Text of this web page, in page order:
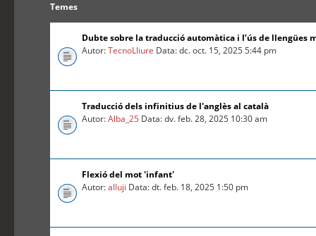
Temes
Dubte sobre la traducció automàtica i l’ús de llengües
Autor:TecnoLliure Data: dc. oct. 15, 2025 5:44 pm
Traducció dels infinitius de l'anglès al català
Autor:Alba_25 Data: dv. feb. 28, 2025 10:30 am
Flexió del mot 'infant'
Autor:alluji Data: dt. feb. 18, 2025 1:50 pm